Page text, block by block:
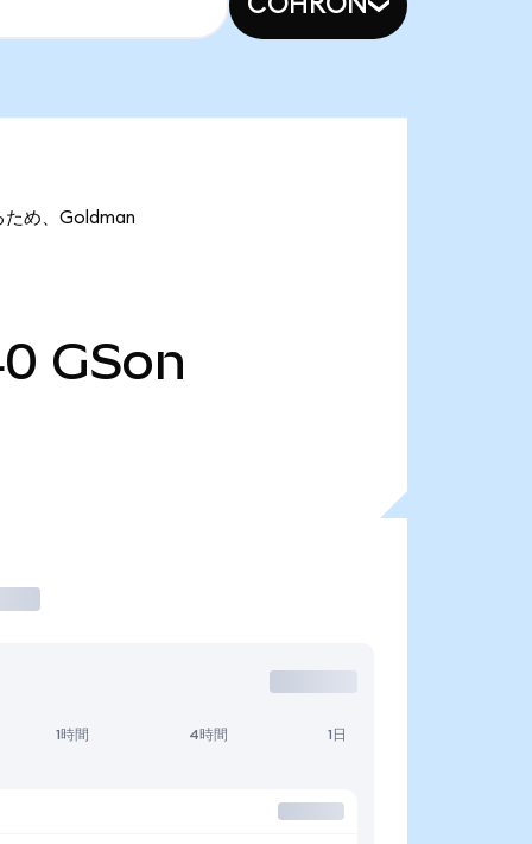
ため、Goldman
GSon
1時間 4時間 1日